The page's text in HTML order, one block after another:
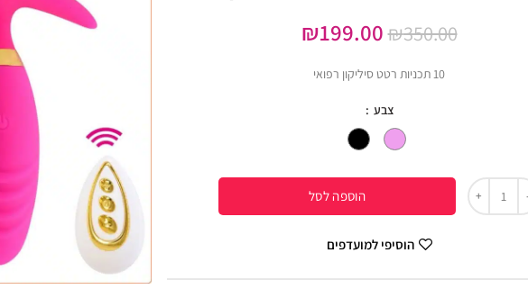
₪350.00
₪199.00
10 תכניות רטט סיליקון רפואי
צבע
הוספה לסל
הוסיפי למועדפים